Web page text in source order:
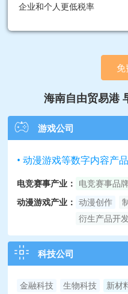
企业和个人更低税率
免
海南自由贸易港
游戏公司
• 动漫游戏等数字内容产
电竞赛事产业： 电竞赛事品
动漫游戏产业： 动漫创作
衍生产品开
科技公司
金融科技 生物科技 新材